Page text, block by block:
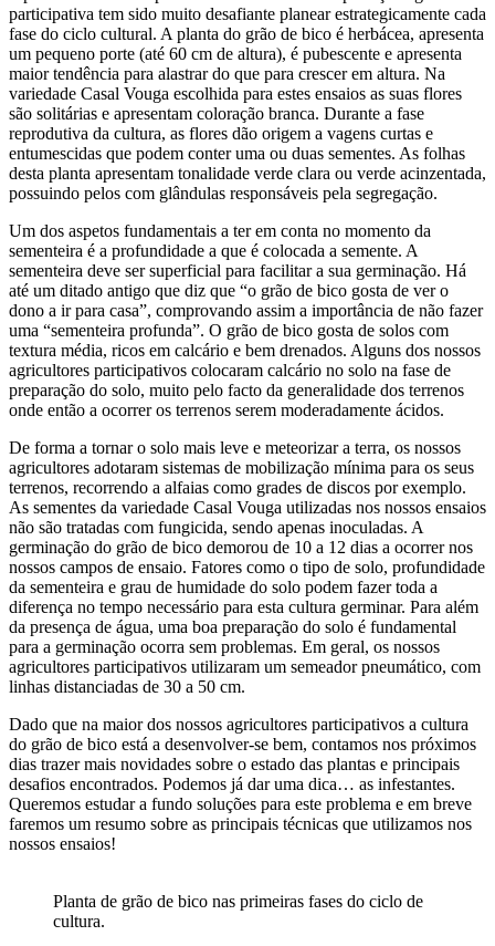
participativa tem sido muito desafiante planear estrategicamente cada
fase do ciclo cultural. A planta do grão de bico é herbácea, apresenta
um pequeno porte (até 60 cm de altura), é pubescente e apresenta
maior tendência para alastrar do que para crescer em altura. Na
variedade Casal Vouga escolhida para estes ensaios as suas flores
são solitárias e apresentam coloração branca. Durante a fase
reprodutiva da cultura, as flores dão origem a vagens curtas e
entumescidas que podem conter uma ou duas sementes. As folhas
desta planta apresentam tonalidade verde clara ou verde acinzentada,
possuindo pelos com glândulas responsáveis pela segregação.
Um dos aspetos fundamentais a ter em conta no momento da
sementeira é a profundidade a que é colocada a semente. A
sementeira deve ser superficial para facilitar a sua germinação. Há
até um ditado antigo que diz que “o grão de bico gosta de ver o
dono a ir para casa”, comprovando assim a importância de não fazer
uma “sementeira profunda”. O grão de bico gosta de solos com
textura média, ricos em calcário e bem drenados. Alguns dos nossos
agricultores participativos colocaram calcário no solo na fase de
preparação do solo, muito pelo facto da generalidade dos terrenos
onde então a ocorrer os terrenos serem moderadamente ácidos.
De forma a tornar o solo mais leve e meteorizar a terra, os nossos
agricultores adotaram sistemas de mobilização mínima para os seus
terrenos, recorrendo a alfaias como grades de discos por exemplo.
As sementes da variedade Casal Vouga utilizadas nos nossos ensaios
não são tratadas com fungicida, sendo apenas inoculadas. A
germinação do grão de bico demorou de 10 a 12 dias a ocorrer nos
nossos campos de ensaio. Fatores como o tipo de solo, profundidade
da sementeira e grau de humidade do solo podem fazer toda a
diferença no tempo necessário para esta cultura germinar. Para além
da presença de água, uma boa preparação do solo é fundamental
para a germinação ocorra sem problemas. Em geral, os nossos
agricultores participativos utilizaram um semeador pneumático, com
linhas distanciadas de 30 a 50 cm.
Dado que na maior dos nossos agricultores participativos a cultura
do grão de bico está a desenvolver-se bem, contamos nos próximos
dias trazer mais novidades sobre o estado das plantas e principais
desafios encontrados. Podemos já dar uma dica… as infestantes.
Queremos estudar a fundo soluções para este problema e em breve
faremos um resumo sobre as principais técnicas que utilizamos nos
nossos ensaios!
Planta de grão de bico nas primeiras fases do ciclo de
cultura.